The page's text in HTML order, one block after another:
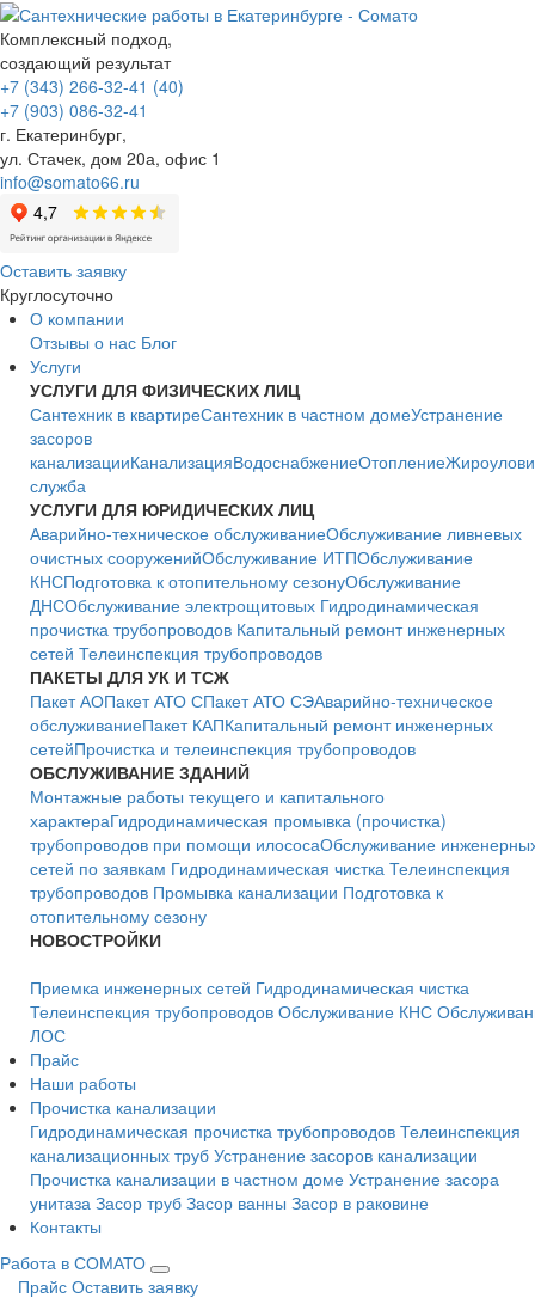
Комплексный подход,
создающий результат
+7 (343) 266-32-41 (40)
+7 (903) 086-32-41
г. Екатеринбург,
ул. Стачек, дом 20а, офис 1
info@somato66.ru
Оставить заявку
Круглосуточно
О компании
Отзывы о нас Блог
Услуги
УСЛУГИ ДЛЯ ФИЗИЧЕСКИХ ЛИЦ
Сантехник в квартиреСантехник в частном домеУстранение
засоров
канализацииКанализацияВодоснабжениеОтопление
служба
УСЛУГИ ДЛЯ ЮРИДИЧЕСКИХ ЛИЦ
Аварийно-техническое обслуживаниеОбслуживание ливневых
очистных сооруженийОбслуживание ИТПОбслуживание
КНСПодготовка к отопительному сезонуОбслуживание
ДНСОбслуживание электрощитовых Гидродинамическая
прочистка трубопроводов Капитальный ремонт инженерных
сетей Телеинспекция трубопроводов
ПАКЕТЫ ДЛЯ УК И ТСЖ
Пакет АОПакет АТО СПакет АТО СЭАварийно-техническое
обслуживаниеПакет КАПКапитальный ремонт инженерных
сетейПрочистка и телеинспекция трубопроводов
ОБСЛУЖИВАНИЕ ЗДАНИЙ
Монтажные работы текущего и капитального
характераГидродинамическая промывка (прочистка)
трубопроводов при помощи илососаОбслуживание
сетей по заявкам Гидродинамическая чистка Телеинспекция
трубопроводов Промывка канализации Подготовка к
отопительному сезону
НОВОСТРОЙКИ
Приемка инженерных сетей Гидродинамическая чистка
Телеинспекция трубопроводов Обслуживание КНС
ЛОС
Прайс
Наши работы
Прочистка канализации
Гидродинамическая прочистка трубопроводов Телеинспекция
канализационных труб Устранение засоров канализации
Прочистка канализации в частном доме Устранение засора
унитаза Засор труб Засор ванны Засор в раковине
Контакты
Работа в СОМАТО
Прайс Оставить заявку